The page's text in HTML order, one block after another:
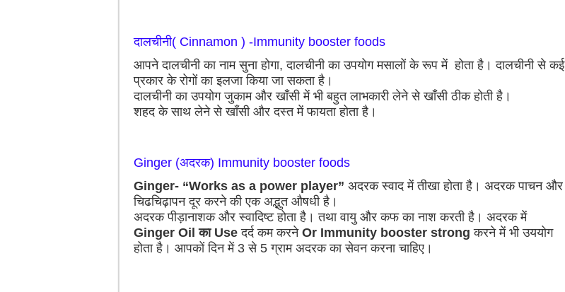
दालचीनी( Cinnamon ) -Immunity booster foods
आपने दालचीनी का नाम सुना होगा, दालचीनी का उपयोग मसालों के रूप में होता है। दालचीनी से कई
प्रकार के रोगों का इलजा किया जा सकता है।
दालचीनी का उपयोग जुकाम और खाँसी में भी बहुत लाभकारी लेने से खाँसी ठीक होती है।
शहद के साथ लेने से खाँसी और दस्त में फायता होता है।
Ginger (अदरक) Immunity booster foods
Ginger- “Works as a power player” अदरक स्वाद में तीखा होता है। अदरक पाचन और
चिढचिढ़ापन दूर करने की एक अद्भुत औषधी है।
अदरक पीड़ानाशक और स्वादिष्ट होता है। तथा वायु और कफ का नाश करती है। अदरक में
Ginger Oil का Useदर्द कम करने Or Immunity booster strongकरने में भी उययोग
होता है। आपकों दिन में 3 से 5 ग्राम अदरक का सेवन करना चाहिए।